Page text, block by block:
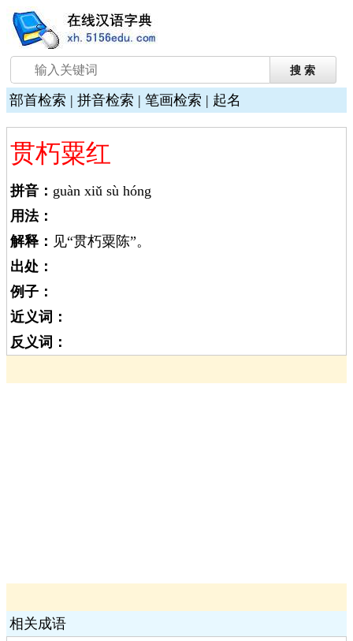
部首检索 | 拼音检索 | 笔画检索 | 起名
贯朽粟红
拼音： guàn xiǔ sù hóng
用法：
解释： 见“贯朽粟陈”。
出处：
例子：
近义词：
反义词：
相关成语